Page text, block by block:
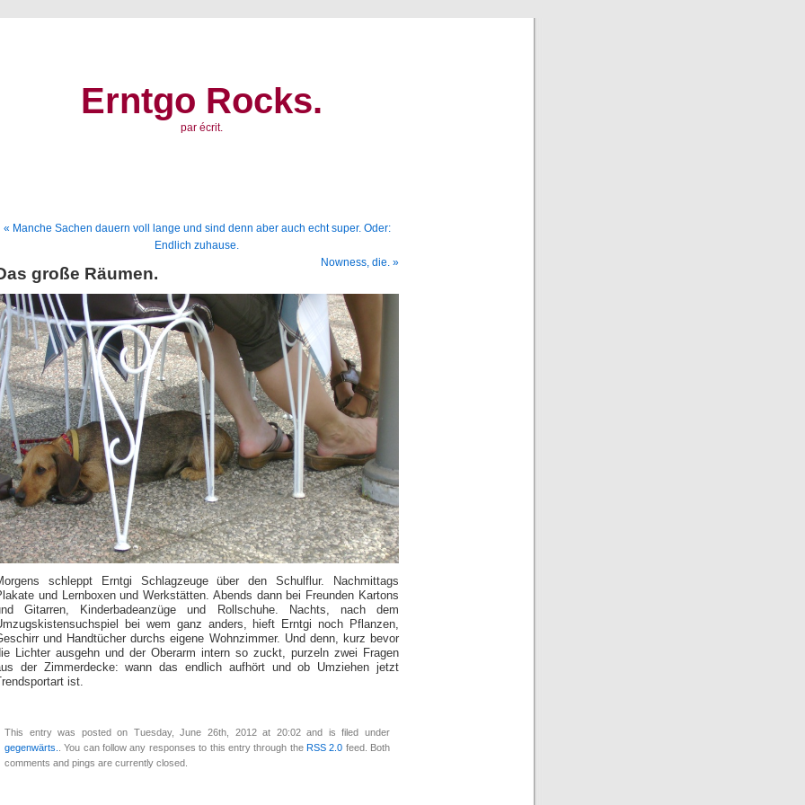
Erntgo Rocks.
par écrit.
« Manche Sachen dauern voll lange und sind denn aber auch echt super. Oder:
Endlich zuhause.
Nowness, die. »
große Räumen.
schleppt Erntgi Schlagzeuge über den Schulflur. Nachmittags
und Lernboxen und Werkstätten. Abends dann bei Freunden Kartons
Gitarren, Kinderbadeanzüge und Rollschuhe. Nachts, nach dem
bei wem ganz anders, hieft Erntgi noch Pflanzen,
und Handtücher durchs eigene Wohnzimmer. Und denn, kurz bevor
Lichter ausgehn und der Oberarm intern so zuckt, purzeln zwei Fragen
der Zimmerdecke: wann das endlich aufhört und ob Umziehen jetzt
ist.
This entry was posted on Tuesday, June 26th, 2012 at 20:02 and is filed under
gegenwärts.
. You can follow any responses to this entry through the RSS 2.0 feed. Both
comments and pings are currently closed.